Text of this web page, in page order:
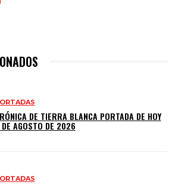
DE TIERRA BLANCA PORTADA DE HOY
AGOSTO DE 2026